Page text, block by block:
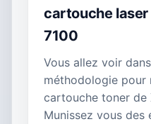
cartouche laser
7100
Vous allez voir
méthodologie pour
cartouche toner de
Munissez vous des